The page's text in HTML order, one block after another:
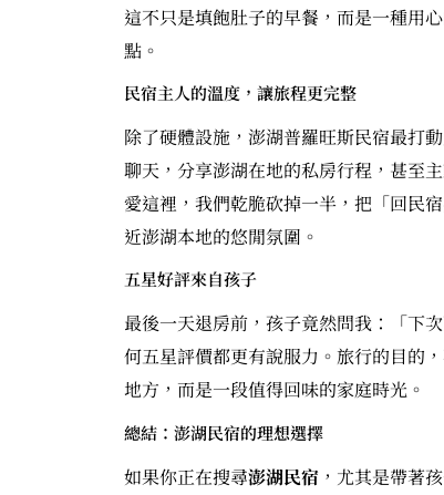
這不只是填飽肚子的早餐，而是一種用
點。
民宿主人的溫度，讓旅程更完整
除了硬體設施，澎湖普羅旺斯民宿最打
聊天，分享澎湖在地的私房行程，甚至
愛這裡，我們乾脆砍掉一半，把「回民
近澎湖本地的悠閒氛圍。
五星好評來自孩子
最後一天退房前，孩子竟然問我：「下
何五星評價都更有說服力。旅行的目的
地方，而是一段值得回味的家庭時光。
總結：澎湖民宿的理想選擇
如果你正在搜尋澎湖民宿 ，尤其是帶著